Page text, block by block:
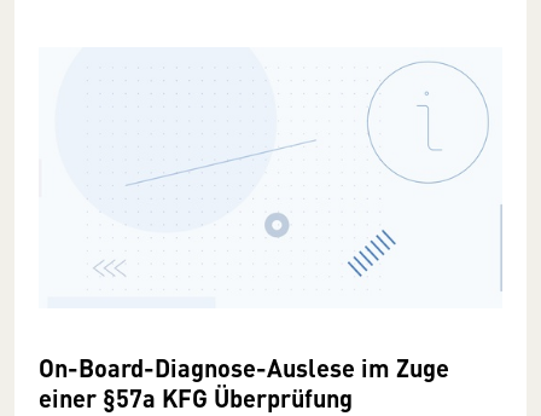
On-Board-Diagnose-Auslese im Zuge
einer §57a KFG Überprüfung